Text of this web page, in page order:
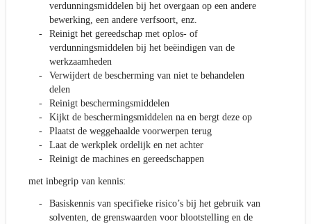
verdunningsmiddelen bij het overgaan op een andere
bewerking, een andere verfsoort, enz.
Reinigt het gereedschap met oplos- of
verdunningsmiddelen bij het beëindigen van de
werkzaamheden
Verwijdert de bescherming van niet te behandelen
delen
Reinigt beschermingsmiddelen
Kijkt de beschermingsmiddelen na en bergt deze op
Plaatst de weggehaalde voorwerpen terug
Laat de werkplek ordelijk en net achter
Reinigt de machines en gereedschappen
met inbegrip van kennis:
Basiskennis van specifieke risico’s bij het gebruik van
solventen, de grenswaarden voor blootstelling en de